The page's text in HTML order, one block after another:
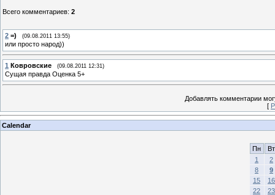
Всего комментариев: 2
2 =) (09.08.2011 13:55)
или просто народ))
1 Ковровские (09.08.2011 12:31)
Сущая правда Оценка 5+
Добавлять комментарии
[
Calendar
Пн
Вт
1
2
8
9
15
16
22
23